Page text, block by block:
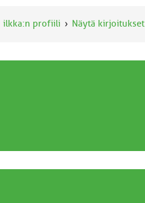
ilkka:n profiili Näytä kirjoitukset